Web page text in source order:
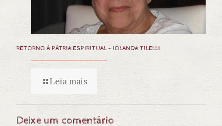
RETORNO À PÁTRIA ESPIRITUAL – IOLANDA TILELLI
Leia mais
Deixe um comentário